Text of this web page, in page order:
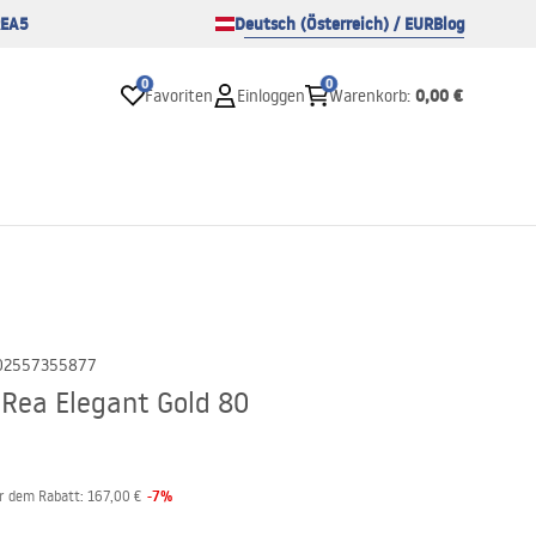
Deutsch (Österreich) / EURBlog
0
Favoriten Einloggen
0
Warenkorb: 0,00 €
Elegant Gold 80
dem Rabatt: 167,00 € -7%